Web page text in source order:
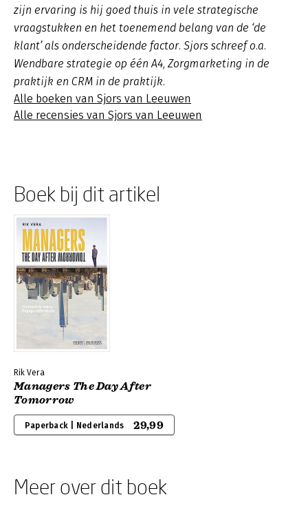
zijn ervaring is hij goed thuis in vele strategische
vraagstukken en het toenemend belang van de ‘de
klant’ als onderscheidende factor. Sjors schreef o.a.
Wendbare strategie op één A4, Zorgmarketing in de
praktijk en CRM in de praktijk.
Alle boeken van Sjors van Leeuwen
Alle recensies van Sjors van Leeuwen
Boek bij dit artikel
Rik Vera
Managers The Day After
Tomorrow
Paperback | Nederlands 29,99
Meer over dit boek